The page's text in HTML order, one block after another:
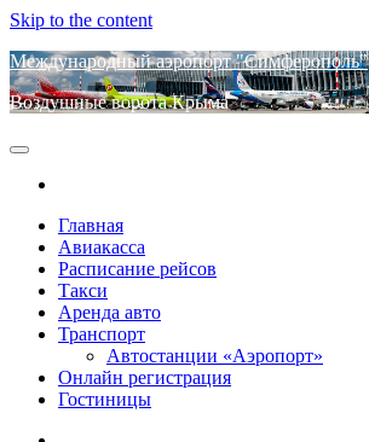
Skip to the content
Международный аэропорт "Симферополь"
Воздушные ворота Крыма
Главная
Авиакасса
Расписание рейсов
Такси
Аренда авто
Транспорт
Автостанции «Аэропорт»
Онлайн регистрация
Гостиницы